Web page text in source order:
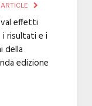
effetti
i risultati e i
della
edizione